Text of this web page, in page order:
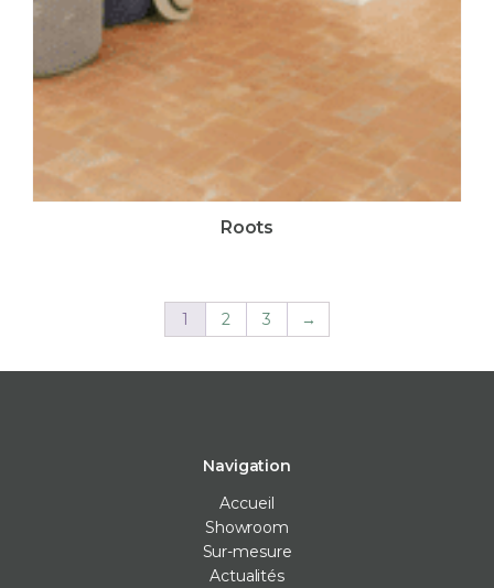
Roots
1 2 3 →
Navigation
Accueil
Showroom
Sur-mesure
Actualités